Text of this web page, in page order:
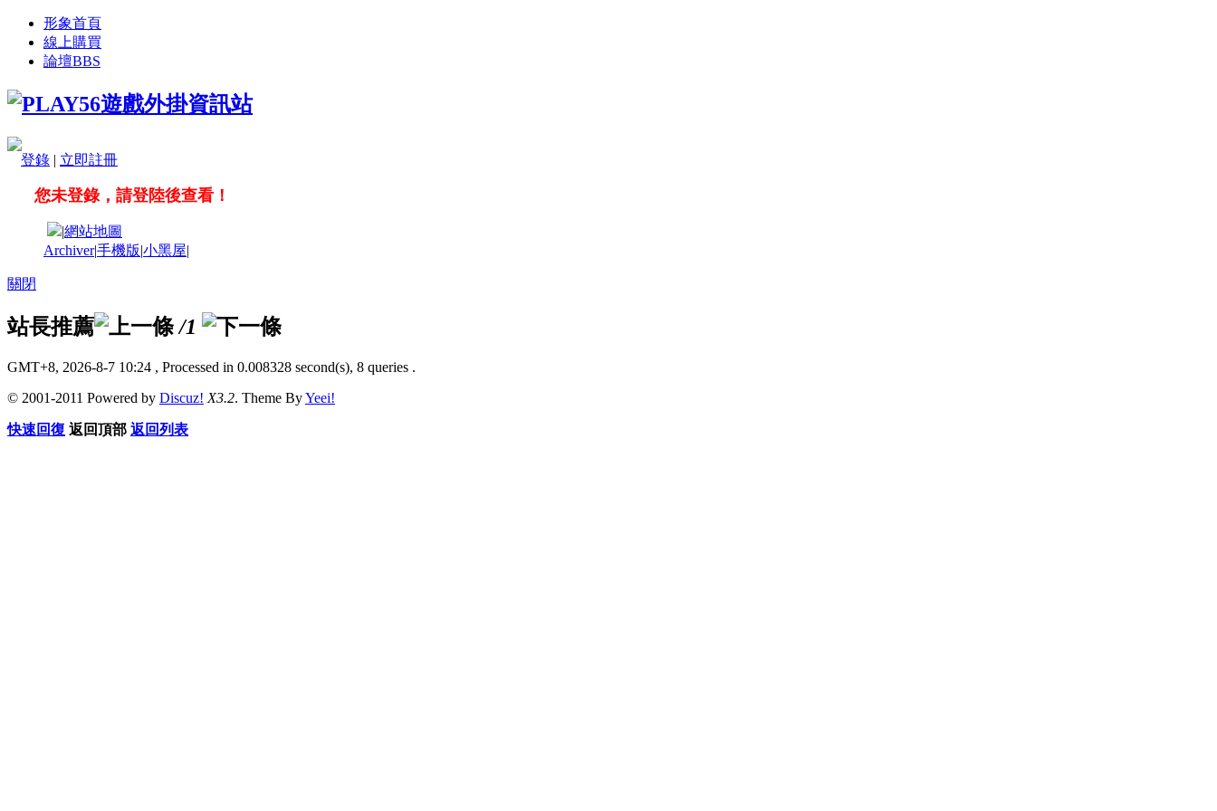
形象首頁
線上購買
論壇BBS
登錄 | 立即註冊
您未登錄，請登陸後查看！
|網站地圖
Archiver|手機版|小黑屋|
關閉
站長推薦 /1
GMT+8, 2026-8-7 10:24 , Processed in 0.008328 second(s), 8 queries .
© 2001-2011 Powered by Discuz! X3.2. Theme ByYeei!
快速回復 返回頂部 返回列表